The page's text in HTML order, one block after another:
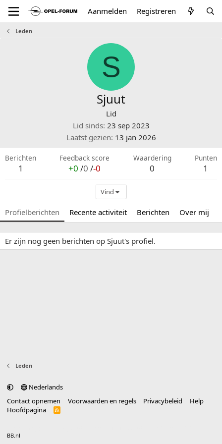
Aanmelden Registreren
Leden
S
Sjuut
Lid
Lid sinds 23 sep 2023
Laatst gezien 13 jan 2026
Berichten
1
Feedback score
+0 /0 /-0
Waardering
0
Punten
1
Vind
Profielberichten Recente activiteit Berichten Over mij
Er zijn nog geen berichten op Sjuut's profiel.
Leden
Nederlands
Contact opnemen
Voorwaarden en regels Privacybeleid
Help
Hoofdpagina
R
BB.nl